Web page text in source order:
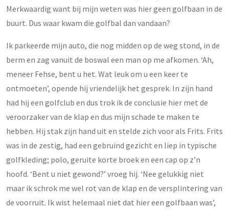
Merkwaardig want bij mijn weten was hier geen golfbaan in de
buurt. Dus waar kwam die golfbal dan vandaan?
Ik parkeerde mijn auto, die nog midden op de weg stond, in de
berm en zag vanuit de boswal een man op me afkomen. ‘Ah,
meneer Fehse, bent u het. Wat leuk om u een keer te
ontmoeten’, opende hij vriendelijk het gesprek. In zijn hand
had hij een golfclub en dus trok ik de conclusie hier met de
veroorzaker van de klap en dus mijn schade te maken te
hebben. Hij stak zijn hand uit en stelde zich voor als Frits. Frits
was in de zestig, had een gebruind gezicht en liep in typische
golfkleding; polo, geruite korte broek en een cap op z’n
hoofd. ‘Bent u niet gewond?’ vroeg hij. ‘Nee gelukkig niet
maar ik schrok me wel rot van de klap en de versplintering van
de voorruit. Ik wist helemaal niet dat hier een golfbaan was’,